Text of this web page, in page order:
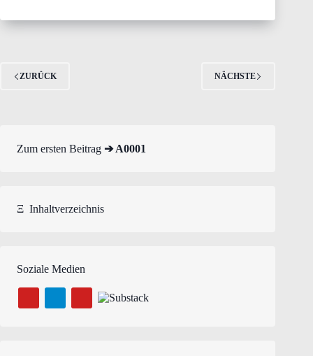
ZURÜCK NÄCHSTE
Zum ersten Beitrag ➔ A0001
Ξ Inhaltverzeichnis
Soziale Medien